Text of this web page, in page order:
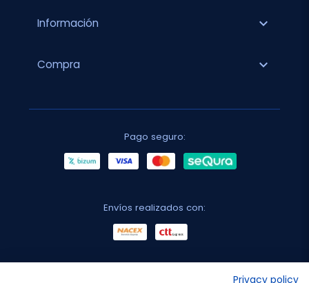
Información expand_more
Compra expand_more
Pago seguro:
Envíos realizados con:
Privacy policy